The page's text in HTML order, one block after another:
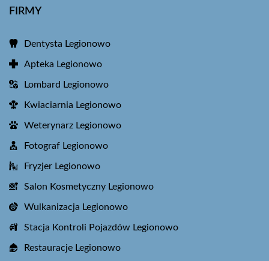
FIRMY
Dentysta Legionowo
Apteka Legionowo
Lombard Legionowo
Kwiaciarnia Legionowo
Weterynarz Legionowo
Fotograf Legionowo
Fryzjer Legionowo
Salon Kosmetyczny Legionowo
Wulkanizacja Legionowo
Stacja Kontroli Pojazdów Legionowo
Restauracje Legionowo